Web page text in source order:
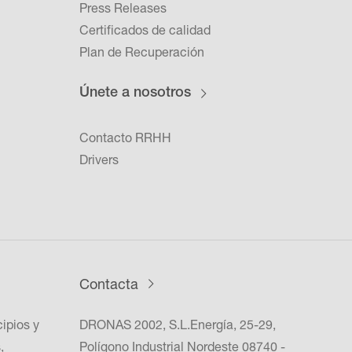
Press Releases
Certificados de calidad
Plan de Recuperación
Únete a nosotros
Contacto RRHH
Drivers
y
Contacta
DRONAS 2002, S.L.Energía, 25-29,
Polígono Industrial Nordeste 08740 -